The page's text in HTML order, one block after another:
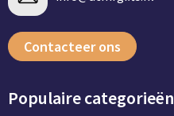
Contacteer ons
Populaire categorieën